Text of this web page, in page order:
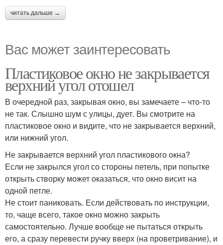
читать дальше →
Вас может заинтересовать
Пластиковое окно не закрывается
верхний угол отошел
В очередной раз, закрывая окно, вы замечаете – что-то
не так. Слышно шум с улицы, дует. Вы смотрите на
пластиковое окно и видите, что не закрывается верхний,
или нижний угол.
Не закрывается верхний угол пластикового окна?
Если не закрылся угол со стороны петель, при попытке
открыть створку может оказаться, что окно висит на
одной петле.
Не стоит паниковать. Если действовать по инструкции,
то, чаще всего, такое окно можно закрыть
самостоятельно. Лучше вообще не пытаться открыть
его, а сразу перевести ручку вверх (на проветривание), и